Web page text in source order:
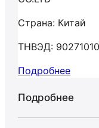
Страна: Китай
ТНВЭД:
Подробнее
Подробнее